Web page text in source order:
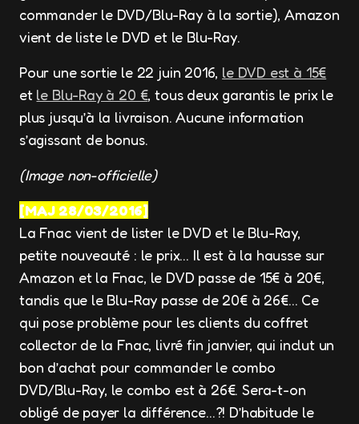
commander le DVD/Blu-Ray à la sortie), Amazon
vient de liste le DVD et le Blu-Ray.
Pour une sortie le 22 juin 2016, le DVD est à 15€
et le Blu-Ray à 20 €, tous deux garantis le prix le
plus jusqu’à la livraison. Aucune information
s’agissant de bonus.
(Image non-officielle)
[MAJ 28/03/2016]
La Fnac vient de lister le DVD et le Blu-Ray,
petite nouveauté : le prix… Il est à la hausse sur
Amazon et la Fnac, le DVD passe de 15€ à 20€,
tandis que le Blu-Ray passe de 20€ à 26€… Ce
qui pose problème pour les clients du coffret
collector de la Fnac, livré fin janvier, qui inclut un
bon d’achat pour commander le combo
DVD/Blu-Ray, le combo est à 26€. Sera-t-on
obligé de payer la différence…?! D’habitude le